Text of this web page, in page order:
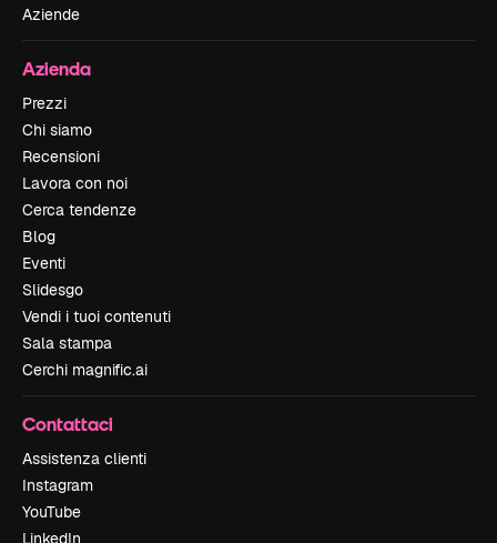
Aziende
Azienda
Prezzi
Chi siamo
Recensioni
Lavora con noi
Cerca tendenze
Blog
Eventi
Slidesgo
Vendi i tuoi contenuti
Sala stampa
Cerchi magnific.ai
Contattaci
Assistenza clienti
Instagram
YouTube
LinkedIn